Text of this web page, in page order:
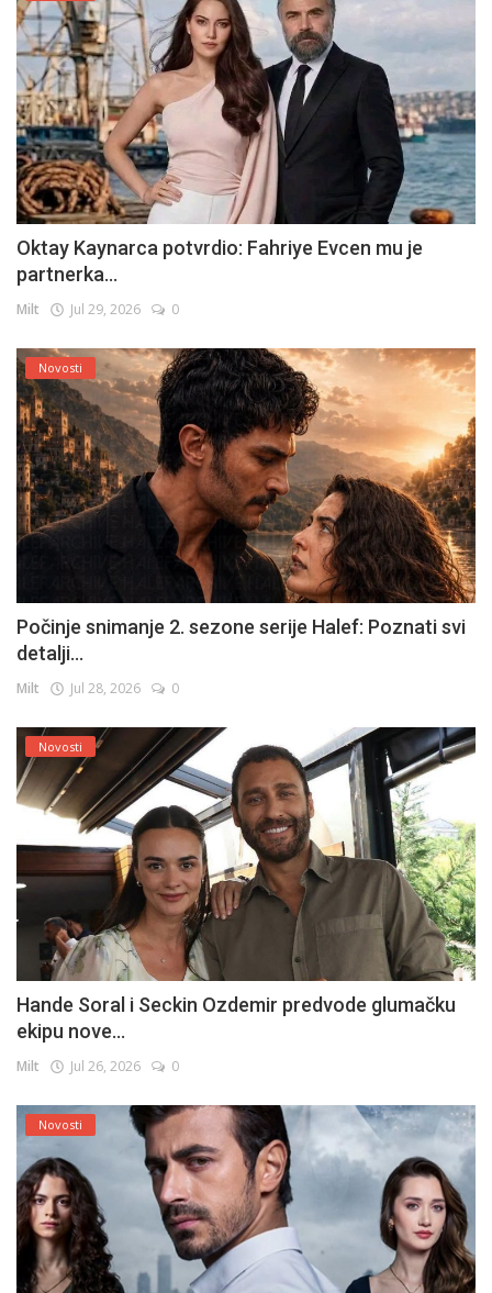
Oktay Kaynarca potvrdio: Fahriye Evcen mu je
partnerka...
Milt Jul 29, 2026 0
Novosti
Počinje snimanje 2. sezone serije Halef: Poznati svi
detalji...
Milt Jul 28, 2026 0
Novosti
Hande Soral i Seckin Ozdemir predvode glumačku
ekipu nove...
Milt Jul 26, 2026 0
Novosti